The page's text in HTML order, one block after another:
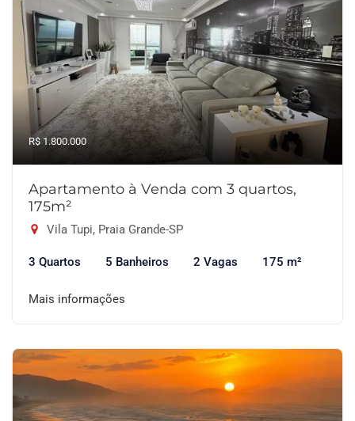
R$ 1.800.000
Apartamento à Venda com 3 quartos,
175m²
Vila Tupi, Praia Grande-SP
3 Quartos 5 Banheiros 2 Vagas 175 m²
Mais informações